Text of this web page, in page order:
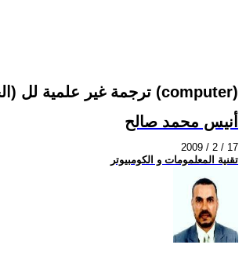
(الحاسوب) ترجمة غير علمية لل (computer)
أنيس محمد صالح
2009 / 2 / 17
تقنية المعلمومات و الكومبيوتر